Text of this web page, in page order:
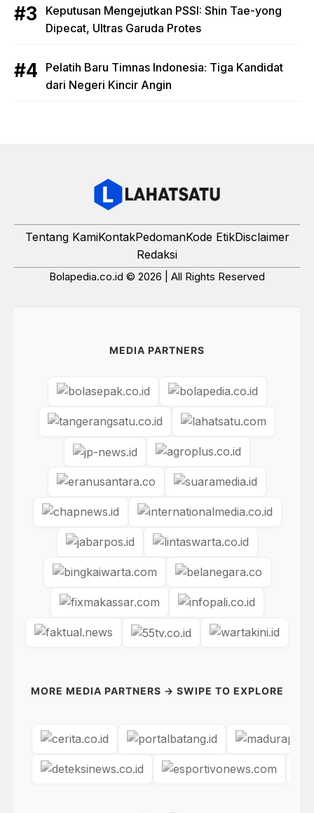
Keputusan Mengejutkan PSSI: Shin Tae-yong
Dipecat, Ultras Garuda Protes
Pelatih Baru Timnas Indonesia: Tiga Kandidat
dari Negeri Kincir Angin
Tentang KamiKontakPedomanKode EtikDisclaimer
Redaksi
Bolapedia.co.id © 2026 | All Rights Reserved
MEDIA PARTNERS
MORE MEDIA PARTNERS → SWIPE TO EXPLORE